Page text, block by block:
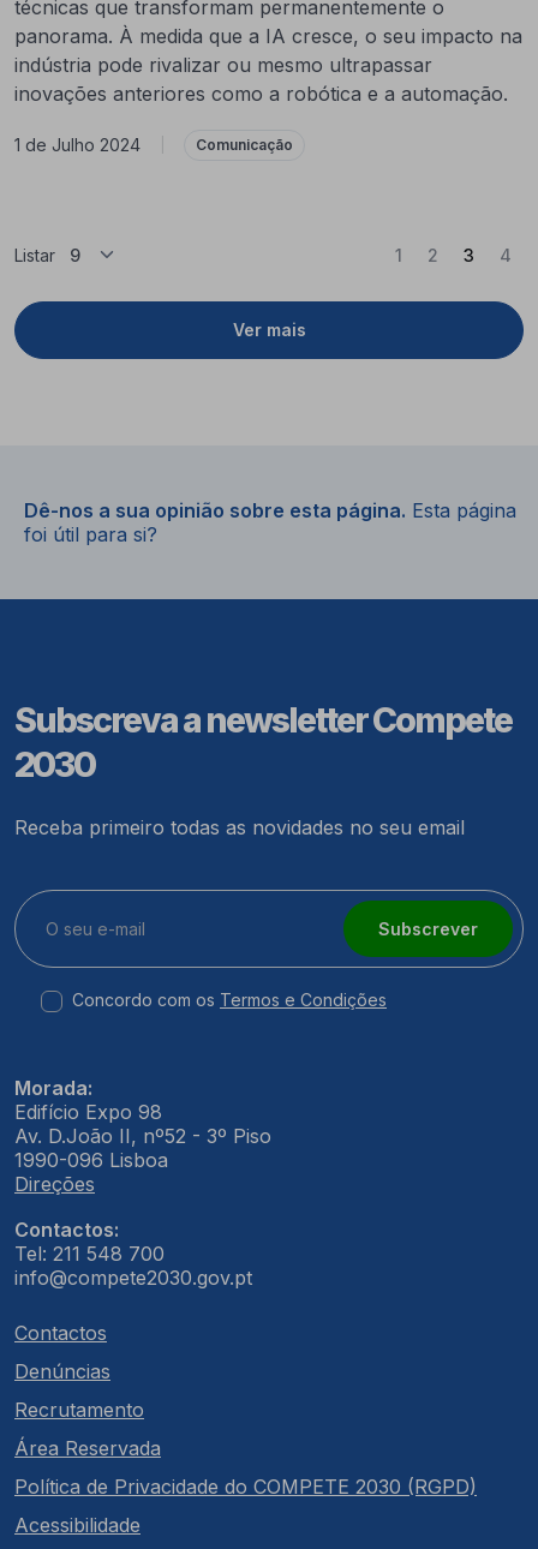
técnicas que transformam permanentemente o
panorama. À medida que a IA cresce, o seu impacto na
indústria pode rivalizar ou mesmo ultrapassar
inovações anteriores como a robótica e a automação.
1 de Julho 2024 Comunicação
Listar
Ver mais
1 2 3(Atual)
4
Dê-nos a sua opinião sobre esta página. Esta página
foi útil para si?
Subscreva a newsletter Compete
2030
Receba primeiro todas as novidades no seu email
Subscrever
Concordo com os Termos e Condições
Morada:
Edifício Expo 98
Av. D.João II, nº52 - 3º Piso
1990-096 Lisboa
Direções
Contactos:
Tel: 211 548 700
info@compete2030.gov.pt
Contactos
Denúncias
Recrutamento
Área Reservada
Política de Privacidade do COMPETE 2030 (RGPD)
Acessibilidade